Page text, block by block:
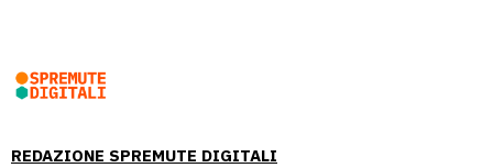
REDAZIONE SPREMUTE DIGITALI